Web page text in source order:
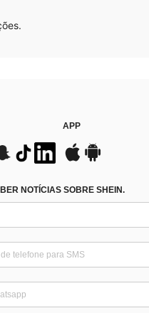
APP
NOTÍCIAS SOBRE SHEIN.